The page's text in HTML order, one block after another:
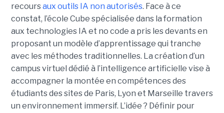
recoursaux outils IA non autorisés. Face à ce
constat, l’école Cube spécialisée dans la formation
aux technologies IA et no code a pris les devants en
proposant un modèle d’apprentissage qui tranche
avec les méthodes traditionnelles. La création d’un
campus virtuel dédié à l’intelligence artificielle vise à
accompagner la montée en compétences des
étudiants des sites de Paris, Lyon et Marseille travers
un environnement immersif. L’idée ? Définir pour